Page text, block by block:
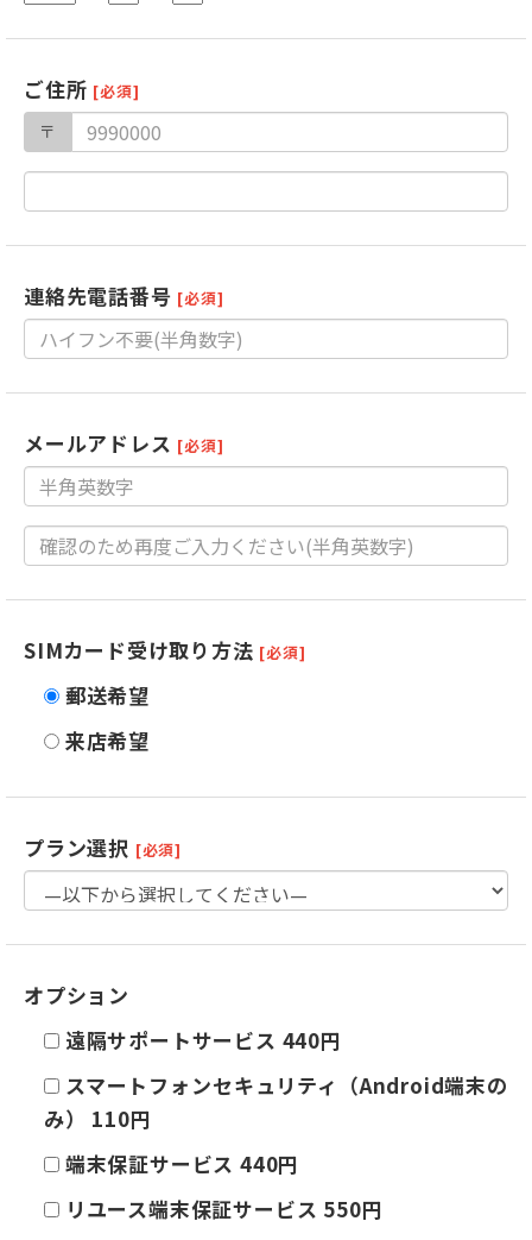
ご住所 [必須]
〒
連絡先電話番号 [必須]
メールアドレス [必須]
SIMカード受け取り方法 [必須]
郵送希望
来店希望
プラン選択 [必須]
オプション
遠隔サポートサービス 440円
スマートフォンセキュリティ（Android端末の
み） 110円
端末保証サービス 440円
リユース端末保証サービス 550円